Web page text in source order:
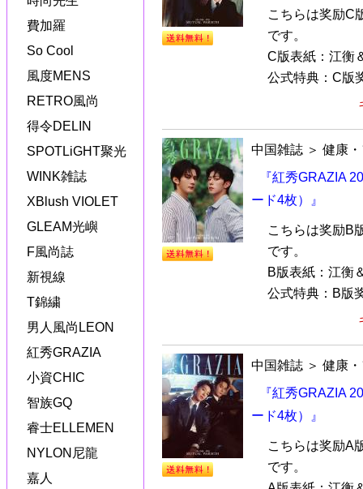
費加羅
So Cool
風度MENS
RETRO風尚
得令DELIN
SPOTLiGHT聚光
WINK雑誌
XBlush VIOLET
GLEAM光嶼
F風尚誌
新視線
T錦繍
男人風尚LEON
紅秀GRAZIA
小資CHIC
智族GQ
睿士ELLEMEN
NYLON尼龍
嘉人
こちらは奖励C
です。
C版表紙：江衡
公式特典：C版
中国雑誌 ＞ 健康
『紅秀GRAZIA
ード4枚）』
こちらは奖励B
です。
B版表紙：江衡
公式特典：B版
中国雑誌 ＞ 健康
『紅秀GRAZIA
ード4枚）』
こちらは奖励A
です。